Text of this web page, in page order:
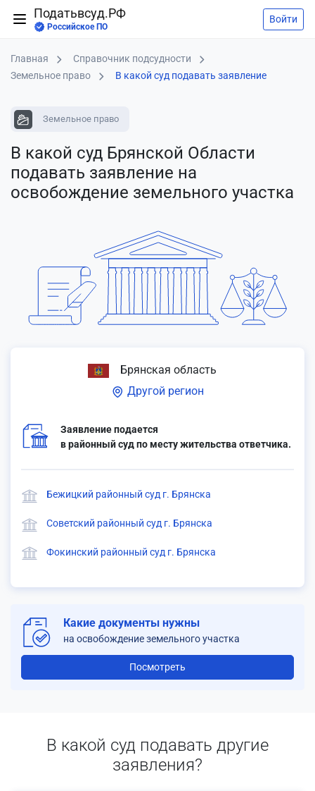
Податьвсуд.РФ
Российское ПО
Войти
Главная
Справочник подсудности
Земельное право
В какой суд подавать заявление
Земельное право
В какой суд Брянской Области
подавать заявление на
освобождение земельного участка
Брянская область
Другой регион
Заявление подается
в районный суд по месту жительства ответчика.
Бежицкий районный суд г. Брянска
Советский районный суд г. Брянска
Фокинский районный суд г. Брянска
Какие документы нужны
на освобождение земельного участка
Посмотреть
В какой суд подавать другие
заявления?